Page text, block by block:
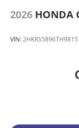
2026 HONDA
VIN: